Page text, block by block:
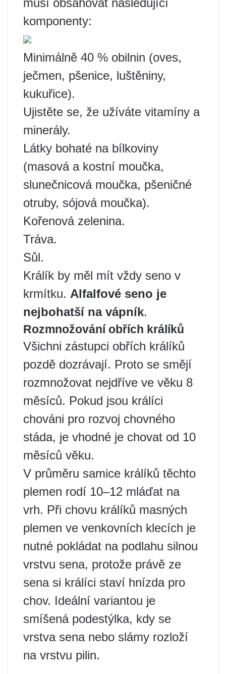
musí obsahovat následující
komponenty:
Minimálně 40 % obilnin (oves,
ječmen, pšenice, luštěniny,
kukuřice).
Ujistěte se, že užíváte vitamíny a
minerály.
Látky bohaté na bílkoviny
(masová a kostní moučka,
slunečnicová moučka, pšeničné
otruby, sójová moučka).
Kořenová zelenina.
Tráva.
Sůl.
Králík by měl mít vždy seno v
krmítku. Alfalfové seno je
nejbohatší na vápník.
Rozmnožování obřích králíků
Všichni zástupci obřích králíků
pozdě dozrávají. Proto se smějí
rozmnožovat nejdříve ve věku 8
měsíců. Pokud jsou králíci
chováni pro rozvoj chovného
stáda, je vhodné je chovat od 10
měsíců věku.
V průměru samice králíků těchto
plemen rodí 10–12 mláďat na
vrh. Při chovu králíků masných
plemen ve venkovních klecích je
nutné pokládat na podlahu silnou
vrstvu sena, protože právě ze
sena si králíci staví hnízda pro
chov. Ideální variantou je
smíšená podestýlka, kdy se
vrstva sena nebo slámy rozloží
na vrstvu pilin.